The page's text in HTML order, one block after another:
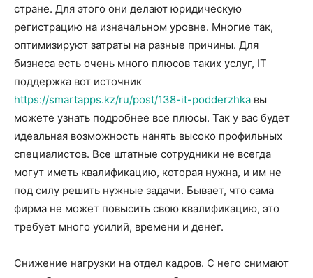
стране. Для этого они делают юридическую
регистрацию на изначальном уровне. Многие так,
оптимизируют затраты на разные причины. Для
бизнеса есть очень много плюсов таких услуг, IT
поддержка вот источник
https://smartapps.kz/ru/post/138-it-podderzhka вы
можете узнать подробнее все плюсы. Так у вас будет
идеальная возможность нанять высоко профильных
специалистов. Все штатные сотрудники не всегда
могут иметь квалификацию, которая нужна, и им не
под силу решить нужные задачи. Бывает, что сама
фирма не может повысить свою квалификацию, это
требует много усилий, времени и денег.
Снижение нагрузки на отдел кадров. С него снимают